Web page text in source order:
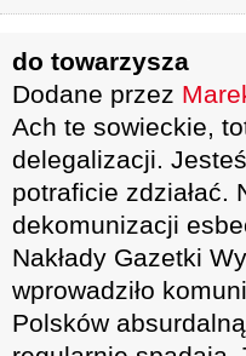
do towarzysza
Dodane przez
Ach te sowieckie,
delegalizacji.
potraficie zdziałać.
dekomunizacji
Nakłady Gazetki
wprowadziło
Polsków